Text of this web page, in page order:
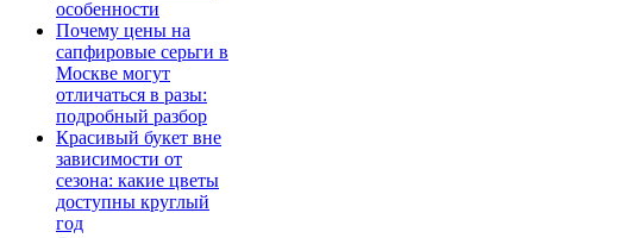
особенности
Почему цены на
сапфировые серьги в
Москве могут
отличаться в разы:
подробный разбор
Красивый букет вне
зависимости от
сезона: какие цветы
доступны круглый
год